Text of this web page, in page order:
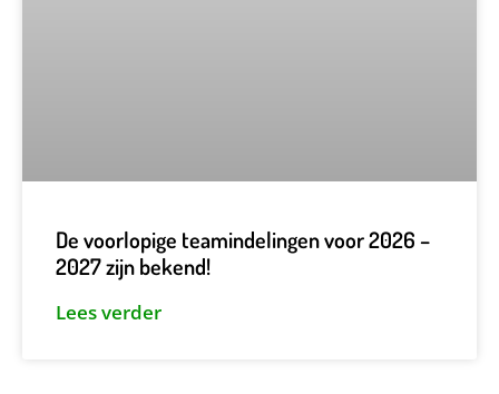
De voorlopige teamindelingen voor 2026 –
2027 zijn bekend!
Lees verder